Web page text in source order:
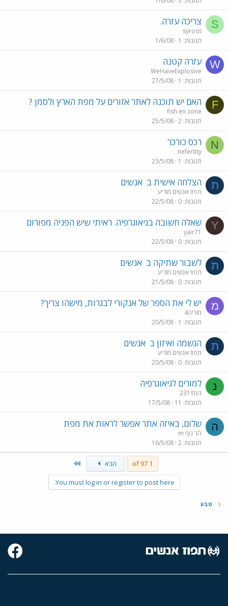
S צריכה עזרה.
syross
תגובות 1
1/6/08
W עזרה קטנה
WeHaveExplosive
תגובות 1
27/5/08
F האם יש תוכנה לאתר אזורים על מפת הארץ ולסמן ?
fish en zone
תגובות 2
25/5/08
N רכס כורכר
nefertity
תגובות 1
23/5/08
ת הצלחה אישית ב אנשים
תפוז אנשים מודיע
תגובות 0
22/5/08
Y שאלה חשובה בגיאוגרפיה. ראיתי שיש הפניה מפורום
yair71
תגובות 0
22/5/08
ת לשבור שתיקה ב אנשים
תפוז אנשים מודיע
תגובות 0
21/5/08
מ יש לי את הספר של אנקורי לבגרות, מישהו צריך?
מוריה4
תגובות 1
20/5/08
ת הגשמה ואיזון ב אנשים
תפוז אנשים מודיע
תגובות 0
20/5/08
נ למורים לגיאוגרפיה
נעמי231
תגובות 11
17/5/08
ה שלום, באיזה אתר אפשר לראות את מפת
הר נוף m
תגובות 2
16/5/08
1 of 97 הבא
You must log in or register to post here.
טבע